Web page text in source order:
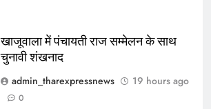
खाजूवाला में पंचायती राज सम्मेलन के साथ
चुनावी शंखनाद
admin_tharexpressnews
19 hours ago
0